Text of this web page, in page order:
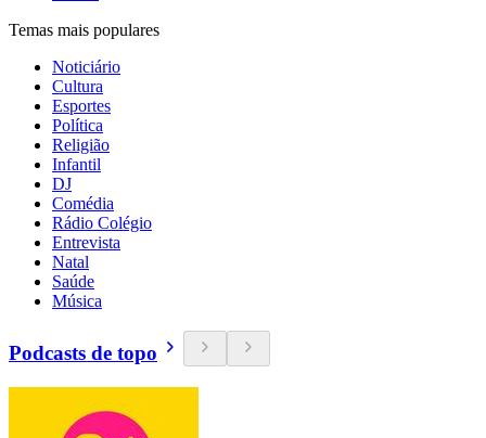
Temas mais populares
Noticiário
Cultura
Esportes
Política
Religião
Infantil
DJ
Comédia
Rádio Colégio
Entrevista
Natal
Saúde
Música
Podcasts de topo